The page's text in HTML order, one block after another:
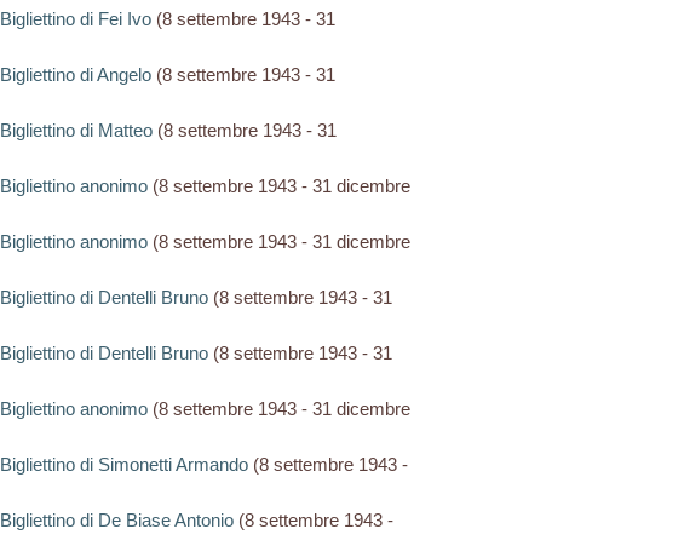
Bigliettino di Fei Ivo(8 settembre 1943 - 31
Bigliettino di Angelo(8 settembre 1943 - 31
Bigliettino di Matteo(8 settembre 1943 - 31
Bigliettino anonimo(8 settembre 1943 - 31 dicembre
Bigliettino anonimo(8 settembre 1943 - 31 dicembre
Bigliettino di Dentelli Bruno(8 settembre 1943 - 31
Bigliettino di Dentelli Bruno(8 settembre 1943 - 31
Bigliettino anonimo(8 settembre 1943 - 31 dicembre
Bigliettino di Simonetti Armando(8 settembre 1943 -
Bigliettino di De Biase Antonio(8 settembre 1943 -